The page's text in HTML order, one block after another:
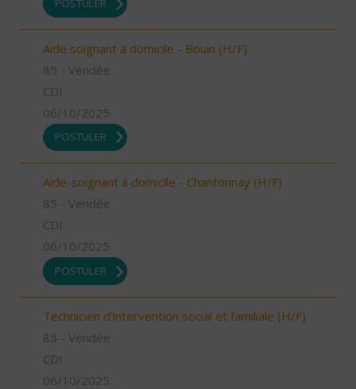
POSTULER
Aide soignant à domicile - Bouin (H/F)
85 - Vendée
CDI
06/10/2025
POSTULER
Aide-soignant à domicile - Chantonnay (H/F)
85 - Vendée
CDI
06/10/2025
POSTULER
Technicien d'intervention social et familiale (H/F)
85 - Vendée
CDI
06/10/2025